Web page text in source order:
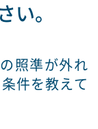
い。
照準が外れ
件を教えて